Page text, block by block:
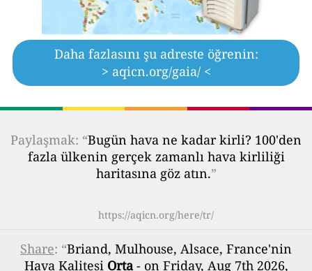
Daha fazlasını şu adreste öğrenin:
> aqicn.org/gaia/ <
Paylaşmak: “Bugün hava ne kadar kirli? 100'den
fazla ülkenin gerçek zamanlı hava kirliliği
haritasına göz atın.”
https://aqicn.org/here/tr/
Share: “Briand, Mulhouse, Alsace, France'nin
Hava Kalitesi Orta- on Friday, Aug 7th 2026,